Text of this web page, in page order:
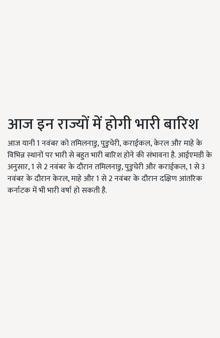
आज इन राज्यों में होगी भारी बारिश
आज यानी 1 नवंबर को तमिलनाडु, पुडुचेरी, कराईकल, केरल और माहे के
विभिन्न स्थानों पर भारी से बहुत भारी बारिश होने की संभावना है. आईएमडी के
अनुसार, 1 से 2 नवंबर के दौरान तमिलनाडु, पुडुचेरी और कराईकल, 1 से 3
नवंबर के दौरान केरल, माहे और 1 से 2 नवंबर के दौरान दक्षिण आंतरिक
कर्नाटक में भी भारी वर्षा हो सकती है.